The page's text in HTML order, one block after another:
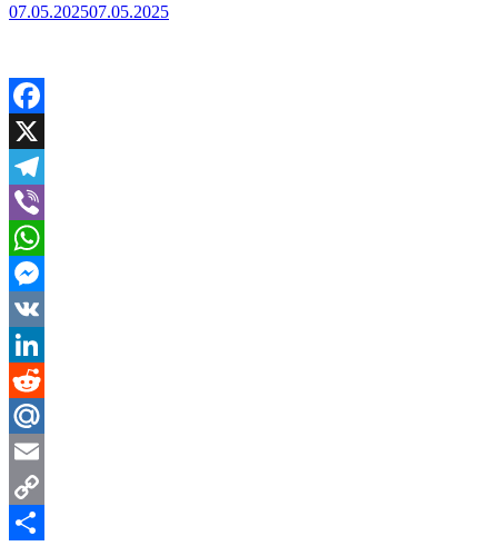
07.05.202507.05.2025
Facebook
X
Telegram
Viber
WhatsApp
Messenger
VK
LinkedIn
Reddit
Mail.Ru
Email
Copy